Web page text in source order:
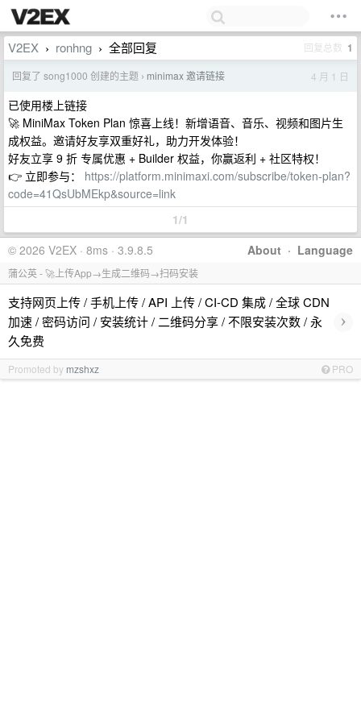
V2EX › ronhng › 全部回复 回复总数 1
回复了 song1000 创建的主题 › minimax 邀请链接 4 月 1 日
已使用楼上链接
🚀 MiniMax Token Plan 惊喜上线！新增语音、音乐、视频和图片生
成权益。邀请好友享双重好礼，助力开发体验！
好友立享 9 折 专属优惠 + Builder 权益，你赢返利 + 社区特权！
👉 立即参与： https://platform.minimaxi.com/subscribe/token-plan?
code=41QsUbMEkp&source=link
1/1
About · Language
© 2026 V2EX · 8ms · 3.9.8.5
蒲公英 - 🚀上传App→生成二维码→扫码安装
支持网页上传 / 手机上传 / API 上传 / CI-CD 集成 / 全球 CDN
加速 / 密码访问 / 安装统计 / 二维码分享 / 不限安装次数 / 永
久免费
›
Promoted by mzshxz PRO